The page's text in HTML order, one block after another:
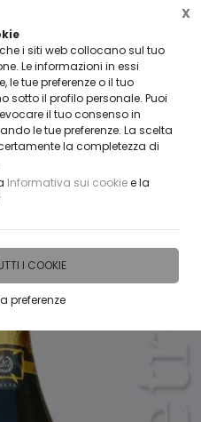
i siti web collocano sul tuo
Le informazioni in essi
le tue preferenze o il tuo
il profilo personale. Puoi
il tuo consenso in
le tue preferenze. La scelta
la completezza di
Informativa sui cookiee la
I COOKIE
preferenze
X
ATTIVI ADESSO
BOTTIGLIE VETRO PERSONALIZZATE